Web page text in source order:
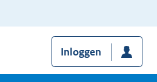
Inloggen